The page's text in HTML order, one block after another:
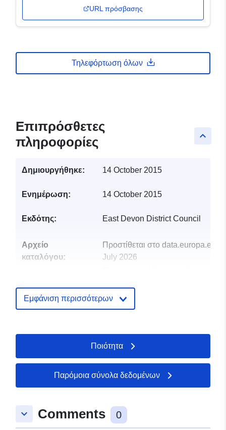
URL πρόσβασης
Τηλεφόρτωση όλων
keyboard_arrow_up
Επιπρόσθετες
πληροφορίες
Δημιουργήθηκε: 14 October 2015
Ενημέρωση: 14 October 2015
Εκδότης: East Devon District Council
Αρχείο
καταλόγου:
Προστίθεται στο data.europa.eu:
July 2026
uriRef:
http://data.europa.eu/88u/dataset/
Εμφάνιση περισσότερων
Ποιότητα
Παρόμοια σύνολα δεδομένων
keyboard_arrow_down Comments 0